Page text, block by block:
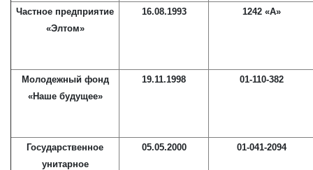
Частное предприятие
«Элтом»
16.08.1993 1242 «А»
Молодежный фонд
«Наше будущее»
19.11.1998 01-110-382
Государственное
унитарное
05.05.2000 01-041-2094